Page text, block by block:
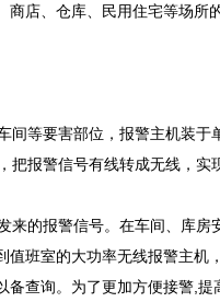
店、仓库、民用住宅等场所
等要害部位，报警主机装于
报警信号有线转成无线，
的报警信号。在车间、库
班室的大功率无线报警主
查询。为了更加方便接警,